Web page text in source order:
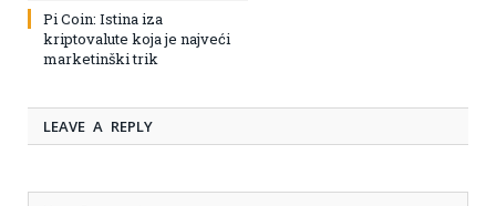
Pi Coin: Istina iza
kriptovalute koja je najveći
marketinški trik
LEAVE A REPLY